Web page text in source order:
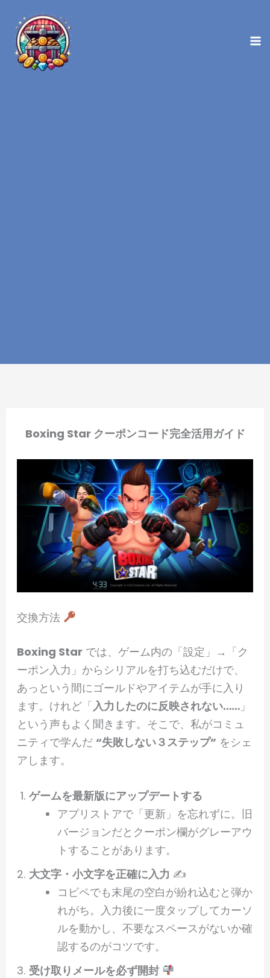
Boxing Star クーポンコード完全活用ガイド
交換方法
Boxing Star では、ゲーム内の「設定」→「ク
ーポン入力」からシリアルを打ち込むだけで、
あっという間にゴールドやアイテムが手に入り
ます。けれど「入力したのに反映されない…… 」
という声もよく聞きます。そこで、私がコミュ
ニティで学んだ “失敗しない３ステップ” をシェ
アします。
ゲームを最新版にアップデートする
アプリストアで「更新」を忘れずに。旧
バージョンだとクーポン欄がグレーアウ
トすることがあります。
大文字・小文字を正確に入力 ✍️
コピペでも末尾の空白が紛れ込むと弾か
れがち。入力後に一度タップしてカーソ
ルを動かし、不要なスペースがないか確
認するのがコツです。
受け取りメールを必ず開封